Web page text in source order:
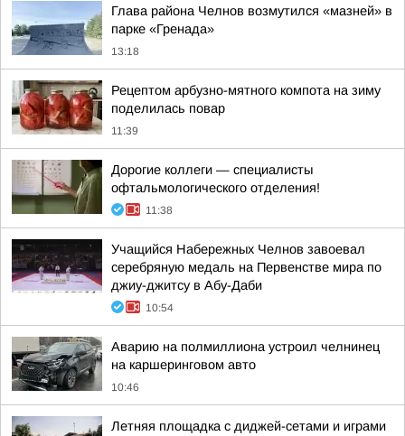
Глава района Челнов возмутился «мазней» в
парке «Гренада»
13:18
Рецептом арбузно-мятного компота на зиму
поделилась повар
11:39
Дорогие коллеги — специалисты
офтальмологического отделения!
11:38
Учащийся Набережных Челнов завоевал
серебряную медаль на Первенстве мира по
джиу-джитсу в Абу-Даби
10:54
Аварию на полмиллиона устроил челнинец
на каршеринговом авто
10:46
Летняя площадка с диджей-сетами и играми